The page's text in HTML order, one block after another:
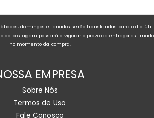
domingos e feriados serão transferidas para o dia útil
da postagem passará a vigorar o prazo de entrega estimado
no momento da compra.
EMPRESA
Sobre Nós
Termos de Uso
Fale Conosco